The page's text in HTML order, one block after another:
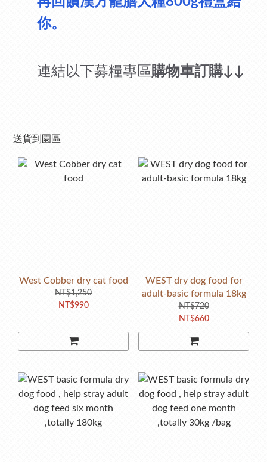
你。
連結以下募糧專區購物車訂購↓↓
送貨到園區
West Cobber dry cat food
NT$1,250
NT$990
WEST dry dog food for
adult-basic formula 18kg
NT$720
NT$660